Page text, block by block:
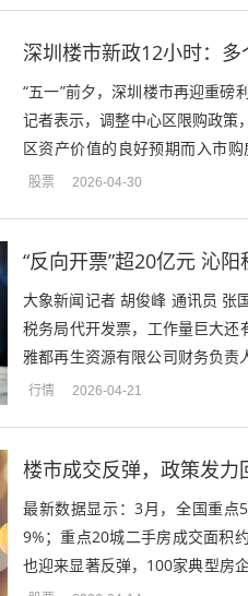
深圳楼市新政12小时：
“五一”前夕，深圳楼市再迎重磅
记者表示，调整中心区限购政策
区资产价值的良好预期而入市
群，有助于改善前面讲的结构性
股票 2026-04-30
“反向开票”超20亿元 沁
大象新闻记者 胡俊峰 通讯员 张
税务局代开发票，工作量巨大还
雅都再生资源有限公司财务负责
持续优化服务，推动政策红利精
行情 2026-04-21
楼市成交反弹，政策发力
最新数据显示：3月，全国重
9%；重点20城二手房成交面积
也迎来显著反弹，100家典型房